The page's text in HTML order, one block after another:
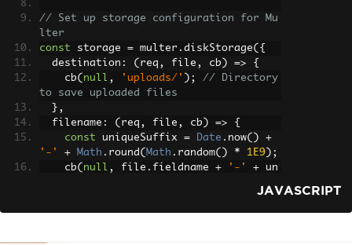
// Set up storage configuration for Mu
lter
const storage = multer . diskStorage({
  destination
: ( req , file , cb ) =>
{
    cb
( null , 'uploads/' );
// Directory
to save uploaded files
},
  filename
: ( req , file , cb ) =>
{
const uniqueSuffix = Date . now()
+
'-'
+ Math . round ( Math . random() * 1E9 );
    cb
( null , file . fieldname + '-' + un
}
JAVASCRIPT